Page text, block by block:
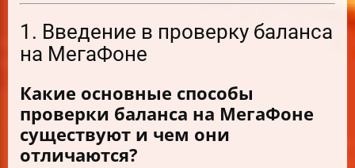
1. Введение в проверку баланса
на МегаФоне
Какие основные способы
проверки баланса на МегаФоне
существуют и чем они
отличаются?